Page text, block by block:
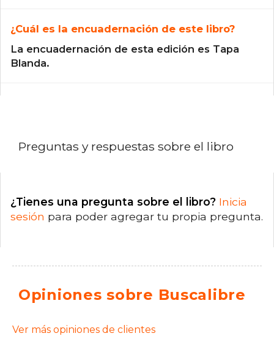
¿Cuál es la encuadernación de este libro?
La encuadernación de esta edición es Tapa
Blanda.
Preguntas y respuestas sobre el libro
¿Tienes una pregunta sobre el libro? Inicia
sesión para poder agregar tu propia pregunta.
Opiniones sobre Buscalibre
Ver más opiniones de clientes